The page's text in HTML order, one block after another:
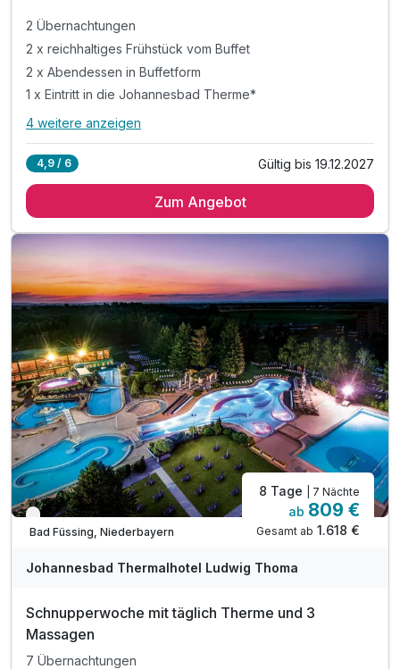
2 Übernachtungen
2 x reichhaltiges Frühstück vom Buffet
2 x Abendessen in Buffetform
1 x Eintritt in die Johannesbad Therme*
Alle Inklusivleistungen
2 x reichhaltiges Frühstück vom Buffet
1 x Eintritt in die Johannesbad Therme*
inkl. Johannesbad Hotels Wohlfühlleistungen
inkl. kuscheliger Leihbademantel
inkl. Leistungen Kur- und Gästekarte Bad Füssing
inkl. Transfer Johannesbad & innerhalb des Kurorts
4 weitere anzeigen
4,9 / 6 Gültig bis 19.12.2027
Zum Angebot
Verfügbar bis Januar
Bad Füssing, Niederbayern
8 Tage | 7 Nächte
ab 809 €
Gesamt ab 1.618 €
Johannesbad Thermalhotel Ludwig Thoma
Schnupperwoche mit täglich Therme und 3
Massagen
7 Übernachtungen